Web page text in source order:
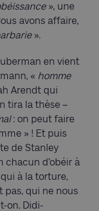
», une
avons affaire,
».
en vient
« homme
Arendt qui
tira la thèse –
: on peut faire
» ! Et puis
de Stanley
d’obéir à
qui à la torture,
pas, qui ne nous
on. Didi-